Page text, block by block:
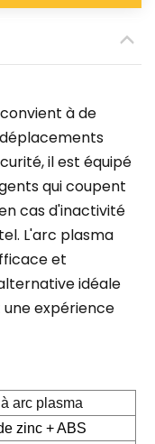
à de
il est équipé
qui coupent
cas d'inactivité
L'arc plasma
et
idéale
expérience
arc plasma
zinc + ABS